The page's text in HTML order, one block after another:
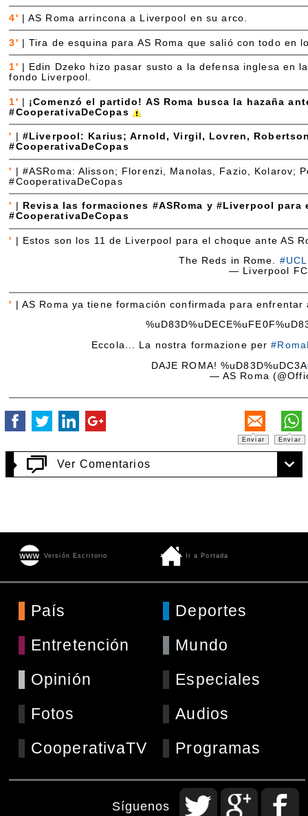
4' |AS Roma arrincona a Liverpool en su arco.
3' |Tira de esquina para AS Roma que salió con todo en
1'
Edin Dzeko hizo pasar susto a la defensa inglesa en
fondo Liverpool.
1' | ¡Comenzó el partido! AS Roma busca la hazaña
#CooperativaDeCopas
'
#Liverpool: Karius; Arnold, Virgil, Lovren,
#CooperativaDeCopas
'
#ASRoma: Alisson; Florenzi, Manolas, Fazio, Kolarov;
#CooperativaDeCopas
'
Revisa las formaciones #ASRoma y #Liverpool
#CooperativaDeCopas
'
Estos son los 11 de Liverpool para el choque ante AS
The Reds in Rome. #UCL
— Liverpool
'
AS Roma ya tiene formación confirmada para enfrentar
Eccola... La nostra formazione per
DAJE ROMA! %uD83D%uDC3A
— AS Roma
Enviar Enviar
Ver Comentarios
Versión Escritorio Ir a Portada
País
Deportes
Entretención
Mundo
Opinión
Especiales
Fotos
Audios
CooperativaTV
Programas
Síguenos